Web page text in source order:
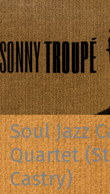
Aller
au
contenu
Soul Jazz
Quartet
Castry)